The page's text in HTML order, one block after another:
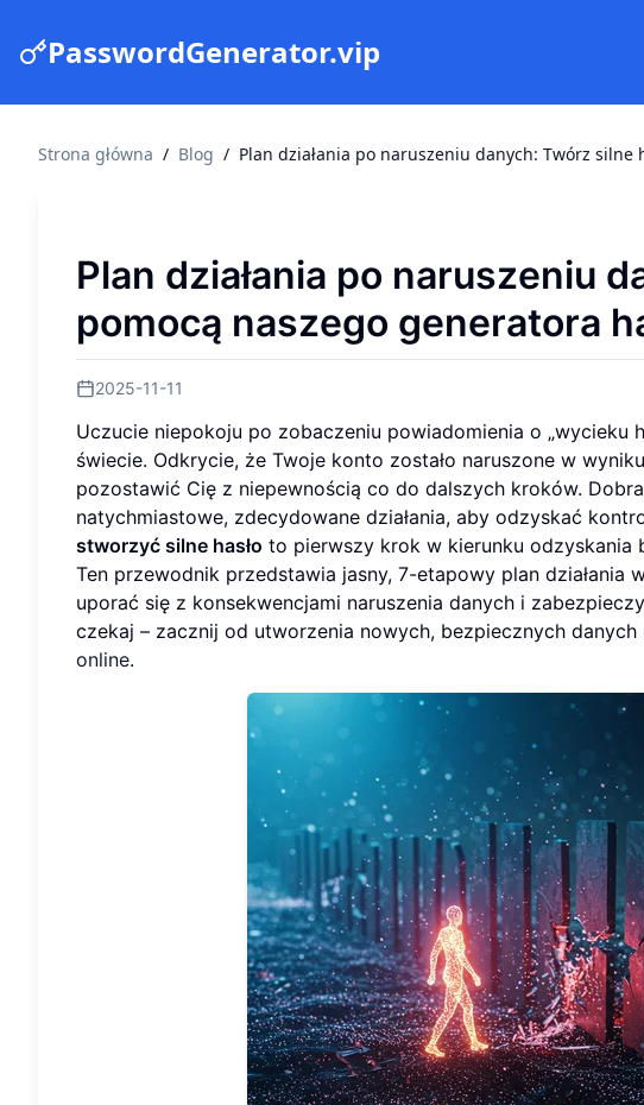
PasswordGenerator.vip
Strona główna / Blog / Plan działania po naruszeniu danych: Twórz silne
Plan działania po naruszeniu
pomocą naszego generatora
2025-11-11
Uczucie niepokoju po zobaczeniu powiadomienia o „wycieku
świecie. Odkrycie, że Twoje konto zostało naruszone w
pozostawić Cię z niepewnością co do dalszych kroków.
natychmiastowe, zdecydowane działania, aby odzyskać
stworzyć silne hasło to pierwszy krok w kierunku odzyskania
Ten przewodnik przedstawia jasny, 7-etapowy plan
uporać się z konsekwencjami naruszenia danych i
czekaj – zacznij od utworzenia nowych, bezpiecznych
online.